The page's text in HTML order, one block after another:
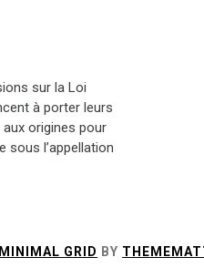
sur la Loi
à porter leurs
origines pour
sous l’appellation
MINIMAL GRID BY